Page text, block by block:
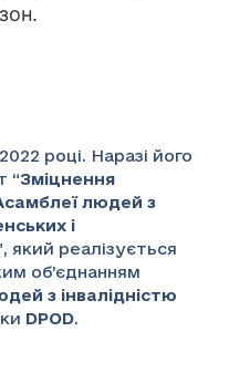
році. Наразі його
“Зміцнення
людей з
і
, який реалізується
об’єднанням
з інвалідністю
DPOD.